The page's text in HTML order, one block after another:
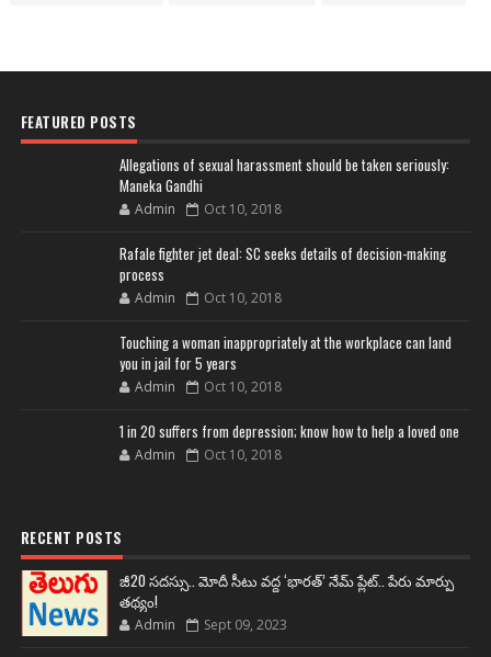
FEATURED POSTS
Allegations of sexual harassment should be taken seriously:
Maneka Gandhi
Admin Oct 10, 2018
Rafale fighter jet deal: SC seeks details of decision-making
process
Admin Oct 10, 2018
Touching a woman inappropriately at the workplace can land
you in jail for 5 years
Admin Oct 10, 2018
1 in 20 suffers from depression; know how to help a loved one
Admin Oct 10, 2018
RECENT POSTS
జీ20 సదస్సు.. మోదీ సీటు వద్ద ‘భారత్’ నేమ్ ప్లేట్‌.. పేరు మార్పు
తథ్యం!
Admin Sept 09, 2023